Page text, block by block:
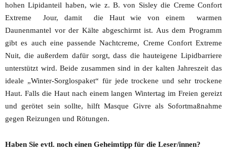
hohen Lipidanteil haben, wie z. B. von Sisley die Creme Confort
Extreme Jour, damit die Haut wie von einem warmen
Daunenmantel vor der Kälte abgeschirmt ist. Aus dem Programm
gibt es auch eine passende Nachtcreme, Creme Confort Extreme
Nuit, die außerdem dafür sorgt, dass die hauteigene Lipidbarriere
unterstützt wird. Beide zusammen sind in der kalten Jahreszeit das
ideale „Winter-Sorglospaket“ für jede trockene und sehr trockene
Haut. Falls die Haut nach einem langen Wintertag im Freien gereizt
und gerötet sein sollte, hilft Masque Givre als Sofortmaßnahme
gegen Reizungen und Rötungen.
Haben Sie evtl. noch einen Geheimtipp für die Leser/innen?